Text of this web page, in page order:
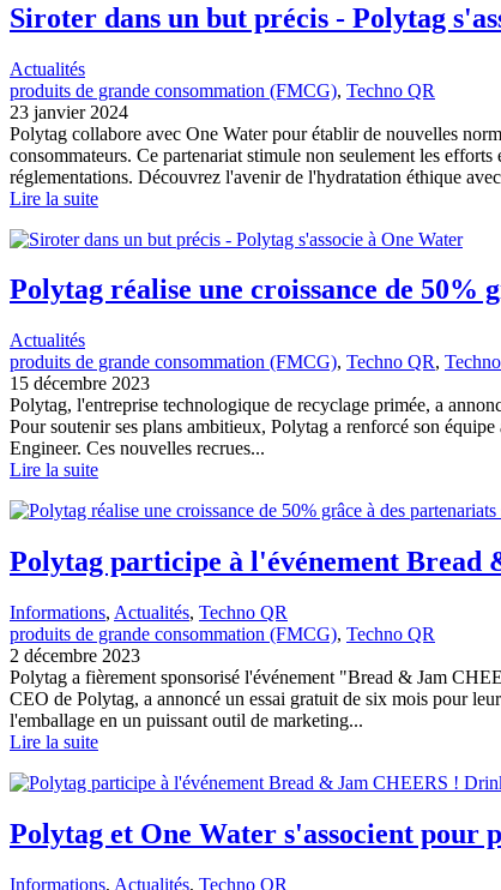
Siroter dans un but précis - Polytag
Actualités
produits de grande consommation (FMCG), Techno QR
23 janvier 2024
Polytag collabore avec One Water pour établir de nouvelles
consommateurs. Ce partenariat stimule non seulement les
réglementations. Découvrez l'avenir de l'hydratation éthique
Lire la suite
Polytag réalise une croissance de 50%
Actualités
produits de grande consommation (FMCG), Techno QR,
15 décembre 2023
Polytag, l'entreprise technologique de recyclage primée, a
Pour soutenir ses plans ambitieux, Polytag a renforcé son
Engineer. Ces nouvelles recrues...
Lire la suite
Polytag participe à l'événement Bread
Informations, Actualités, Techno QR
produits de grande consommation (FMCG), Techno QR
2 décembre 2023
Polytag a fièrement sponsorisé l'événement "Bread & Jam
CEO de Polytag, a annoncé un essai gratuit de six mois pour
l'emballage en un puissant outil de marketing...
Lire la suite
Polytag et One Water s'associent
Informations, Actualités, Techno QR